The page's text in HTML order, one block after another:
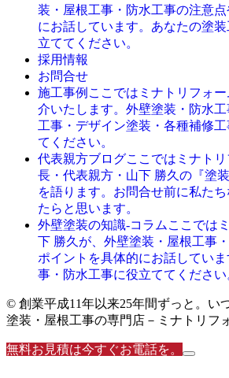
装・屋根工事・防水工事の注意
にお話しています。あなたの塗
立ててください。
採用情報
お問合せ
施工事例 ここではミナトリフォ
介いたします。外壁塗装・防水
工事・デザイン塗装・各種補修
てください。
代表親方ブログここではミナト
長・代表親方・山下 勝久の『塗
を語ります。お問合せ前に私た
たらと思います。
外壁塗装の知識-コラム ここでは
下 勝久が、外壁塗装・屋根工事
ポイントを具体的にお話してい
事・防水工事に役立ててください
© 創業平成11年以来25年間ずっと。い
塗装・屋根工事の専門店－ミナトリフ
無料お見積は今すぐお電話を。